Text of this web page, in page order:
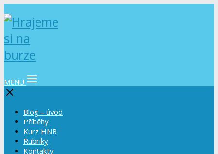
MENU
Blog – úvod
Příběhy
Kurz HNB
Rubriky
Kontakty